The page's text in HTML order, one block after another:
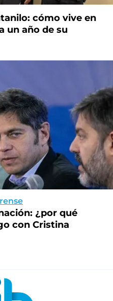
cómo vive en
un año de su
¿por qué
con Cristina